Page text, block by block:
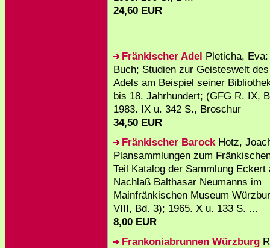
24,60 EUR
Fränkischer Adel Pleticha,
Buch; Studien zur Geisteswelt
Adels am Beispiel seiner
bis 18. Jahrhundert; (GFG R. IX,
1983. IX u. 342 S., Broschur
34,50 EUR
Fränkischer BarockHotz,
Plansammlungen zum
Teil Katalog der Sammlung Eckert
Nachlaß Balthasar Neumanns im
Mainfränkischen Museum
VIII, Bd. 3); 1965. X u. 133 S. ...
8,00 EUR
Frankoniabrunnen Würzburg